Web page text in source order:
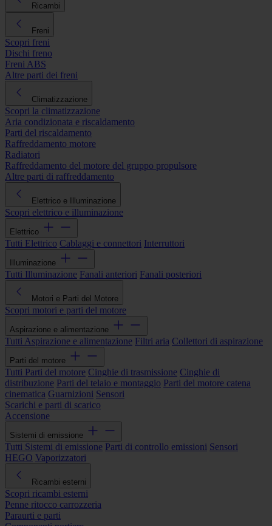
Ricambi
Freni
Scopri freni
Dischi freno
Freni ABS
Altre parti dei freni
Climatizzazione
Scopri la climatizzazione
Aria condizionata e riscaldamento
Parti del riscaldamento
Raffreddamento motore
Radiatori
Raffreddamento del motore del gruppo propulsore
Altre parti di raffreddamento
Elettrico e Illuminazione
Scopri elettrico e illuminazione
Elettrico
Tutti Elettrico Cablaggi e connettori Interruttori
Illuminazione
Tutti Illuminazione Fanali anteriori Fanali posteriori
Motori e Parti del Motore
Scopri motori e parti del motore
Aspirazione e alimentazione
Tutti Aspirazione e alimentazione Filtri aria Collettori di aspirazione
Parti del motore
Tutti Parti del motore Cinghie di trasmissione Cinghie di
distribuzione Parti del telaio e montaggio Parti del motore catena
cinematica Guarnizioni Sensori
Scarichi e parti di scarico
Accensione
Sistemi di emissione
Tutti Sistemi di emissione Parti di controllo emissioni Sensori
HEGO Vaporizzatori
Ricambi esterni
Scopri ricambi esterni
Penne ritocco carrozzeria
Paraurti e parti